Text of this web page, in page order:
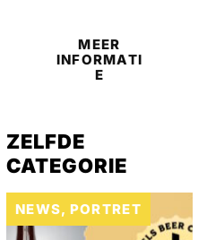
MEER
INFORMATI
E
ZELFDE
CATEGORIE
NEWS, PORTRET